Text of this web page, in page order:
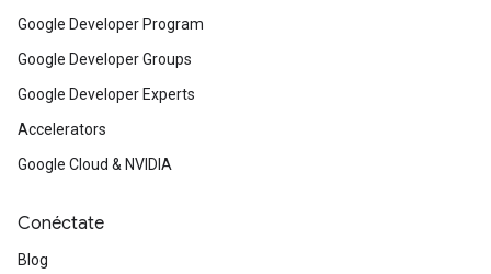
Google Developer Program
Google Developer Groups
Google Developer Experts
Accelerators
Google Cloud & NVIDIA
Conéctate
Blog